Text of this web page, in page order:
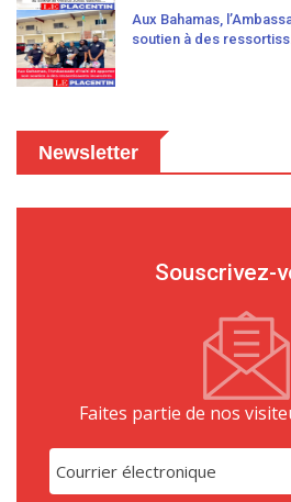
Aux Bahamas,
soutien à des
Newsletter
Souscrivez-
Faites partie de nos